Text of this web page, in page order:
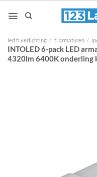
naar
led tl verlichting / tl armaturen /
INTOLED 6-pack LED
4320lm 6400K onderling